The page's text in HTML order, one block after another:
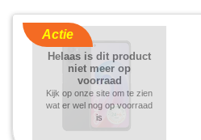
Actie
Helaas is dit product
niet meer op
voorraad
Kijk op onze site om te zien
wat er wel nog op voorraad
is